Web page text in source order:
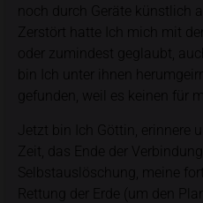
noch durch Geräte künstlich
Zerstört hatte Ich mich mit
oder zumindest geglaubt,
bin Ich unter ihnen
gefunden, weil es keinen für
Jetzt bin Ich Göttin, erinnere
Zeit, das Ende der
Selbstauslöschung, meine
Rettung der Erde (um den